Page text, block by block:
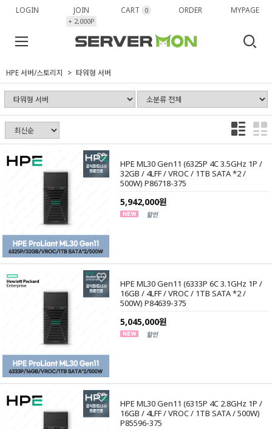
LOGIN JOIN
+ 2,000P
CART 0 ORDER MYPAGE
HPE 서버/스토리지 타워형 서버
HPE ML30 Gen11 (6325P 4C 3.5GHz 1P /
32GB / 4LFF / VROC / 1TB SATA *2 /
500W) P86718-375
5,942,000원
HPE ML30 Gen11 (6333P 6C 3.1GHz 1P /
16GB / 4LFF / VROC / 1TB SATA *2 /
500W) P84639-375
5,045,000원
HPE ML30 Gen11 (6315P 4C 2.8GHz 1P /
16GB / 4LFF / VROC / 1TB SATA / 500W)
P85596-375